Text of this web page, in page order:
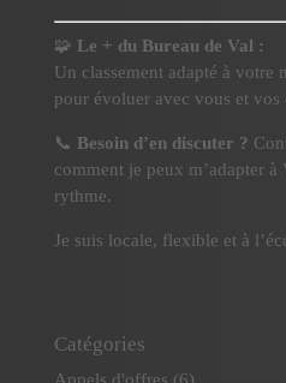
🧩 Le + du Bureau de Val :
Un classement adapté à votre
pour évoluer avec vous et vos
📞 Besoin d’en discuter ?
comment je peux m’adapter
rythme.
Je suis locale, flexible et à
Catégories
Appels d'offres (6)